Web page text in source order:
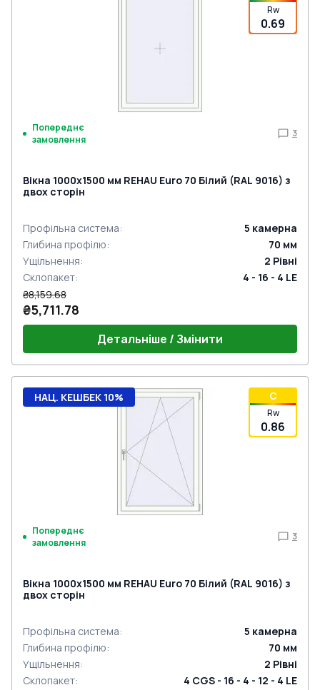
Rw
0.69
Попереднє
замовлення
3
Вікна 1000x1500 мм REHAU Euro 70 Білий (RAL 9016) з
двох сторін
Профільна система: 5 камерна
Глибина профілю: 70 мм
Ущільнення: 2 Рівні
Склопакет:
4 - 16 - 4 LE
₴8,159.68
₴5,711.78
Детальніше / Змінити
C
Rw
0.86
НАЦ. КЕШБЕК 10%
Попереднє
замовлення
3
Вікна 1000x1500 мм REHAU Euro 70 Білий (RAL 9016) з
двох сторін
Профільна система: 5 камерна
Глибина профілю: 70 мм
Ущільнення: 2 Рівні
Склопакет: 4 CGS - 16 - 4 - 12 - 4 LE